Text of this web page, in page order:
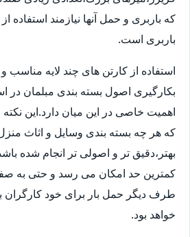
که باربری و حمل آنها نیازمند استفاده
باربری است.
استفاده از کارتن های چند لایه مناسب
بکارگیری اصول بسته بندی مبلمان در
اهمیت خاصی در این میان دارد.این
که هر چه بسته بندی وسایل و اثاث
بهتر،دقیق تر و اصولی تر انجام شده
کمترین حد امکان می رسد و حتی به
طرف دیگر حمل بار برای خود کارگران
خواهد بود.